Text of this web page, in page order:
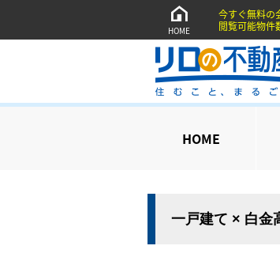
HOME
今すぐ無料の
閲覧可能物件
HOME
一戸建て × 白金